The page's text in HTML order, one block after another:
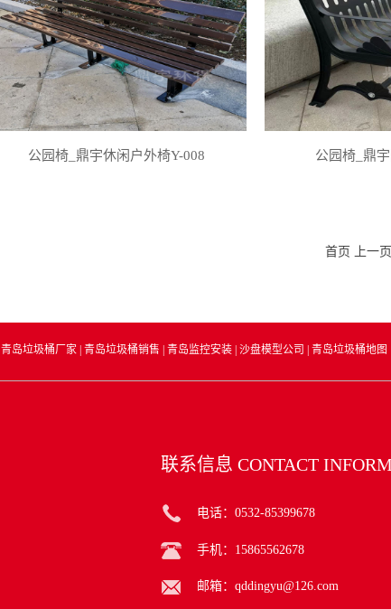
公园椅_鼎宇休闲户外椅Y-008 公园椅_鼎
首页 上一页
青岛垃圾桶厂家 青岛垃圾桶销售 青岛监控安装 沙盘模型公司 青岛垃圾桶地图
联系信息 CONTACT
电话：0532-85399678
手机：15865562678
邮箱：qddingyu@126.com